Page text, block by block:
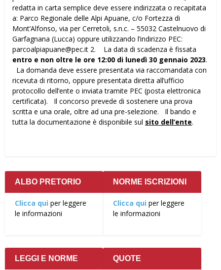
redatta in carta semplice deve essere indirizzata o recapitata
a: Parco Regionale delle Alpi Apuane, c/o Fortezza di
Mont’Alfonso, via per Cerretoli, s.n.c. – 55032 Castelnuovo di
Garfagnana (Lucca) oppure utilizzando l’indirizzo PEC:
parcoalpiapuane@pec.it 2. La data di scadenza è fissata
entro e non oltre le ore 12:00 di lunedì 30 gennaio 2023.
La domanda deve essere presentata via raccomandata con
ricevuta di ritorno, oppure presentata diretta all’ufficio
protocollo dell’ente o inviata tramite PEC (posta elettronica
certificata). Il concorso prevede di sostenere una prova
scritta e una orale, oltre ad una pre-selezione. Il bando e
tutta la documentazione è disponibile sul sito dell’ente.
ALBO PRETORIO
Clicca qui per leggere
le informazioni
NORME ISCRIZIONI
Clicca qui per leggere
le informazioni
LEGGI E NORME QUOTE